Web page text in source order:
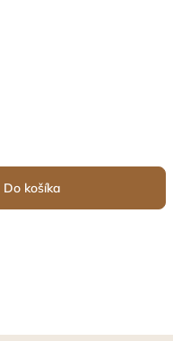
Do košíka